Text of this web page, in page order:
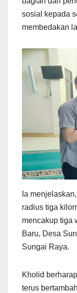
sosial kepada
membedakan
Ia
radius tiga
mencakup tiga
Baru, Desa
Sungai Raya.
Kholid
terus